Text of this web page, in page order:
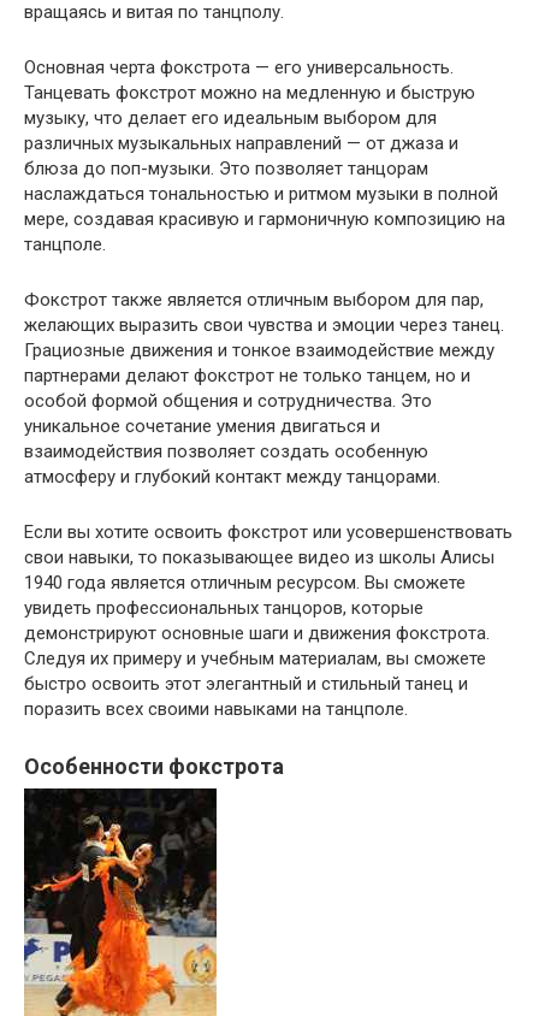
вращаясь и витая по танцполу.
Основная черта фокстрота — его универсальность.
Танцевать фокстрот можно на медленную и быструю
музыку, что делает его идеальным выбором для
различных музыкальных направлений — от джаза и
блюза до поп-музыки. Это позволяет танцорам
наслаждаться тональностью и ритмом музыки в полной
мере, создавая красивую и гармоничную композицию на
танцполе.
Фокстрот также является отличным выбором для пар,
желающих выразить свои чувства и эмоции через танец.
Грациозные движения и тонкое взаимодействие между
партнерами делают фокстрот не только танцем, но и
особой формой общения и сотрудничества. Это
уникальное сочетание умения двигаться и
взаимодействия позволяет создать особенную
атмосферу и глубокий контакт между танцорами.
Если вы хотите освоить фокстрот или усовершенствовать
свои навыки, то показывающее видео из школы Алисы
1940 года является отличным ресурсом. Вы сможете
увидеть профессиональных танцоров, которые
демонстрируют основные шаги и движения фокстрота.
Следуя их примеру и учебным материалам, вы сможете
быстро освоить этот элегантный и стильный танец и
поразить всех своими навыками на танцполе.
Особенности фокстрота